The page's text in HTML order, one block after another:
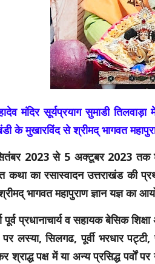
मंदिर सूर्यप्रयाग सुमाडी
के मुखारविंद से श्रीमद् भागवत
2023 से 5 अक्टूबर 2023 तक
कथा का रसास्वादन उत्तराखंड की
भागवत महापुराण ज्ञान यज्ञ का
प्रधानाचार्य व सहायक बेसिक
लस्या, सिलगढ, पूर्वी भरधार
श्राद्ध पक्ष में या अन्य प्रसिद्ध